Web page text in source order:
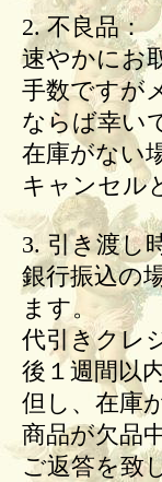
2. 不良品
速やかにお
手数ですが
ならば幸い
在庫がない
キャンセル
3. 引き渡し
銀行振込の
ます。
代引きクレ
後１週間以
但し、在庫
商品が欠品
ご返答を